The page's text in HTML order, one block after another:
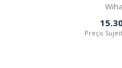
Wiha
Preço